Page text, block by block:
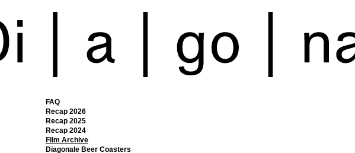
FAQ
Recap 2026
Recap 2025
Recap 2024
Film Archive
Diagonale Beer Coasters